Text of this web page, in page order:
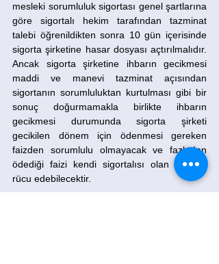
mesleki sorumluluk sigortası genel şartlarına
göre sigortalı hekim tarafından tazminat
talebi öğrenildikten sonra 10 gün içerisinde
sigorta şirketine hasar dosyası açtırılmalıdır.
Ancak sigorta şirketine ihbarın gecikmesi
maddi ve manevi tazminat açısından
sigortanın sorumluluktan kurtulması gibi bir
sonuç doğurmamakla birlikte ihbarın
gecikmesi durumunda sigorta şirketi
gecikilen dönem için ödenmesi gereken
faizden sorumlulu olmayacak ve fazladan
ödediği faizi kendi sigortalısı olan hekime
rücu edebilecektir.